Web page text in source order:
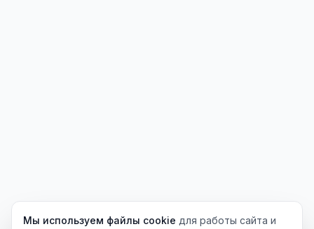
Мы используем файлы cookie для работы сайта и